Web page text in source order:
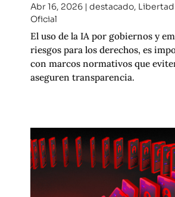
Abr 16, 2026| destacado,
Oficial
El uso de la IA por gobiernos y
riesgos para los derechos, es
con marcos normativos que
aseguren transparencia.